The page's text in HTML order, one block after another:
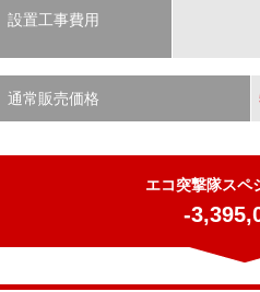
設置工事費用
通常販売価格
エコ突撃隊スペ
-